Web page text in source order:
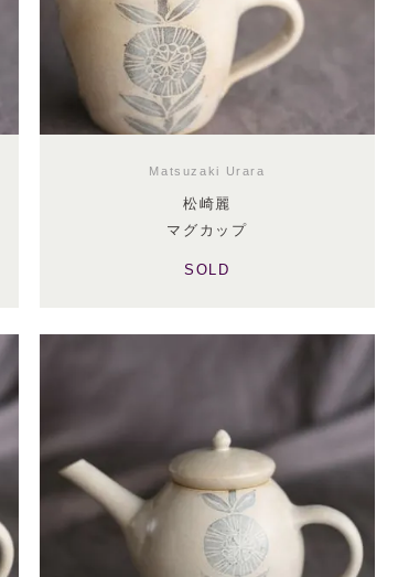
Matsuzaki Urara
松崎麗
マグカップ
SOLD